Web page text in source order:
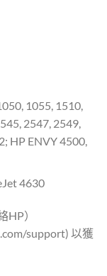
1055, 1510,
2547, 2549,
HP ENVY 4500,
4630
HP）
support) 以獲